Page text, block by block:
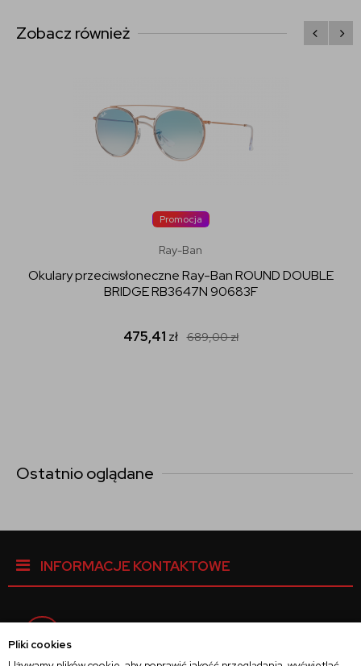
Pliki cookies
Zobacz również
Promocja
Ray-Ban
Okulary przeciwsłoneczne Ray-Ban ROUND DOUBLE
BRIDGE RB3647N 90683F
475,41 zł 689,00zł
Ostatnio oglądane
INFORMACJE KONTAKTOWE